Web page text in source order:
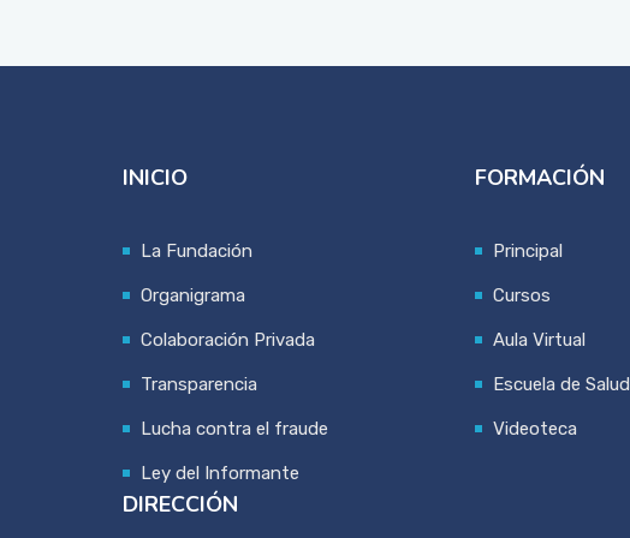
INICIO
La Fundación
Organigrama
Colaboración Privada
Transparencia
Lucha contra el fraude
Ley del Informante
FORMACIÓN
Principal
Cursos
Aula Virtual
Escuela de Salud
Videoteca
DIRECCIÓN